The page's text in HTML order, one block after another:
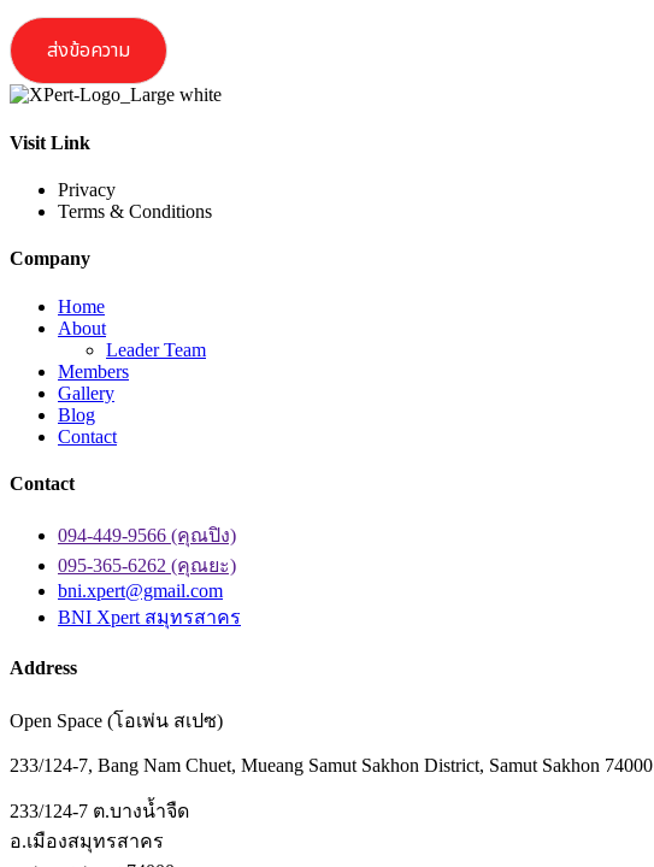
ส่งข้อความ
Visit Link
Privacy
Terms & Conditions
Company
Home
About
Leader Team
Members
Gallery
Blog
Contact
Contact
094-449-9566 (คุณปิง)
095-365-6262 (คุณยะ)
bni.xpert@gmail.com
BNI Xpert สมุทรสาคร
Address
Open Space (โอเพ่น สเปซ)
233/124-7, Bang Nam Chuet, Mueang Samut Sakhon District, Samut Sakhon 74000
233/124-7 ต.บางน้ำจืด
อ.เมืองสมุทรสาคร